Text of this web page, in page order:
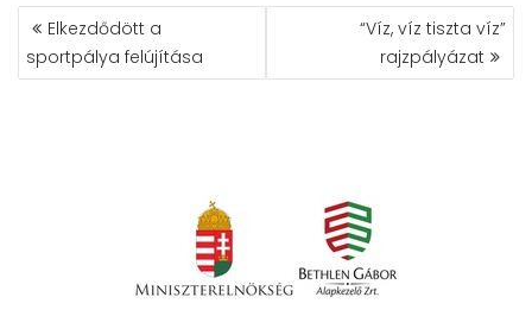
BEJEGYZÉS
NAVIGÁCIÓ
Elkezdődött a
sportpálya felújítása
“Víz, víz tiszta víz”
rajzpályázat